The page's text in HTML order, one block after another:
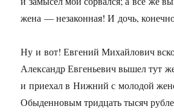
жена — незаконная! И дочь,
Ну и вот! Евгений Михайлович
Александр Евгеньевич вышел тут
и приехал в Нижний с молодой
Обыденновым тридцать тысяч